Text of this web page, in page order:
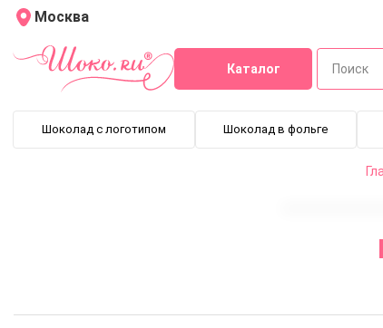
Москва
Каталог
Шоколад с логотипом Шоколад в фольге